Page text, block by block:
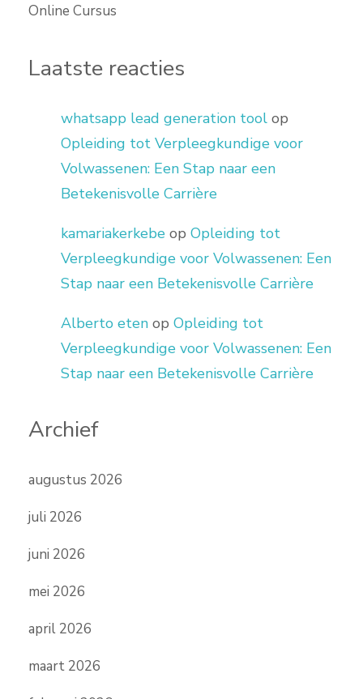
Online Cursus
Laatste reacties
whatsapp lead generation tool op
Opleiding tot Verpleegkundige voor
Volwassenen: Een Stap naar een
Betekenisvolle Carrière
kamariakerkebe op Opleiding tot
Verpleegkundige voor Volwassenen: Een
Stap naar een Betekenisvolle Carrière
Alberto eten op Opleiding tot
Verpleegkundige voor Volwassenen: Een
Stap naar een Betekenisvolle Carrière
Archief
augustus 2026
juli 2026
juni 2026
mei 2026
april 2026
maart 2026